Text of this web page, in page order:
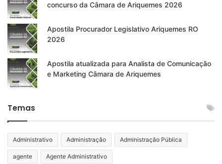
concurso da Câmara de Ariquemes 2026
Apostila Procurador Legislativo Ariquemes RO
2026
Apostila atualizada para Analista de Comunicação
e Marketing Câmara de Ariquemes
Temas
Administrativo Administração Administração Pública
agente Agente Administrativo